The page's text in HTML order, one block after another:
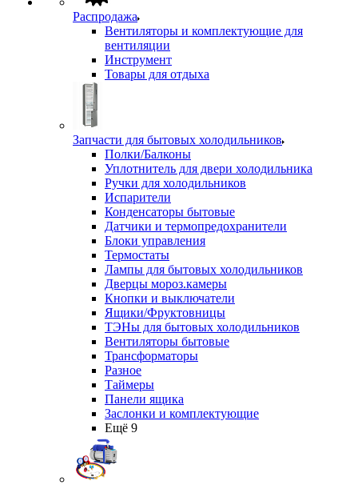
Распродажа
Вентиляторы и комплектующие для
вентиляции
Инструмент
Товары для отдыха
Запчасти для бытовых холодильников
Полки/Балконы
Уплотнитель для двери холодильника
Ручки для холодильников
Испарители
Конденсаторы бытовые
Датчики и термопредохранители
Блоки управления
Термостаты
Лампы для бытовых холодильников
Дверцы мороз.камеры
Кнопки и выключатели
Ящики/Фруктовницы
ТЭНы для бытовых холодильников
Вентиляторы бытовые
Трансформаторы
Разное
Таймеры
Панели ящика
Заслонки и комплектующие
Ещё 9